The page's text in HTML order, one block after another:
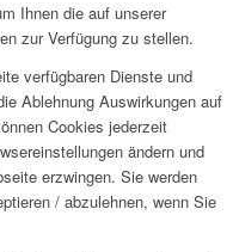
Ihnen die auf unserer
zur Verfügung zu stellen.
verfügbaren Dienste und
Ablehnung Auswirkungen auf
Cookies jederzeit
ändern und
erzwingen. Sie werden
/ abzulehnen, wenn Sie